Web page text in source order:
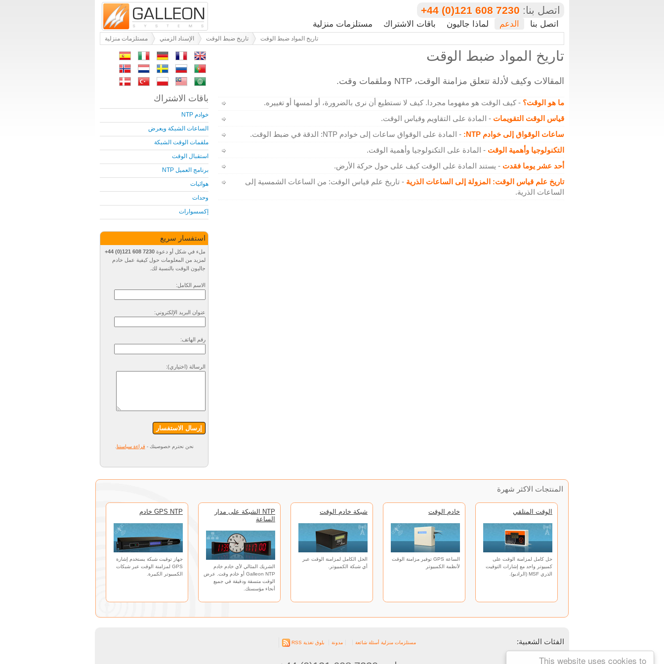
This website uses cookies to
اتصل بنا: +44 (0)121 608 7230
مستلزمات منزلية باقات الاشتراك لماذا جاليون الدعم اتصل بنا
مستلزمات منزلية الإسناد الزمني تاريخ ضبط الوقت تاريخ المواد ضبط الوقت
تاريخ المواد ضبط الوقت
المقالات وكيف لأدلة تتعلق مزامنة الوقت، NTP وملقمات وقت.
ما هو الوقت؟ - كيف الوقت هو مفهوما مجردا. كيف لا نستطيع أن نرى بالضرورة، أو لمسها أو تغييره.
قياس الوقت التقويمات - المادة على التقاويم وقياس الوقت.
ساعات الوقواق إلى خوادم NTP:
- المادة على الوقواق ساعات إلى خوادم NTP: الدقة في ضبط الوقت.
التكنولوجيا وأهمية الوقت - المادة على التكنولوجيا وأهمية الوقت.
أحد عشر يوما فقدت - يستند المادة على الوقت كيف على حول حركة الأرض.
تاريخ علم قياس الوقت: المزولة إلى الساعات الذرية - تاريخ علم قياس الوقت: من الساعات الشمسية إلى
الساعات الذرية.
باقات الاشتراك
خوادم NTP
الساعات الشبكة ويعرض
ملقمات الوقت الشبكة
استقبال الوقت
برنامج العميل NTP
هوائيات
وحدات
إكسسوارات
استفسار سريع
ملء في شكل أو دعوة +44 (0)121 608 7230
لمزيد من المعلومات حول كيفية عمل خادم
جاليون الوقت بالنسبة لك.
الاسم الكامل:
عنوان البريد الإلكتروني:
رقم الهاتف:
الرسالة (اختياري):
إرسال الاستفسار
نحن نحترم خصوصيتك - قراءة سياستنا.
المنتجات الاكثر شهرة
GPS NTP خادم
جهاز توقيت شبكة يستخدم إشارة
GPS لمزامنة الوقت عبر شبكات
الكمبيوتر الكبيرة.
NTP الشبكة على مدار
الساعة
الشريك المثالي لأي خادم خادم
Galleon NTP أو خادم وقت. عرض
الوقت متسقة ودقيقة في جميع
أنحاء مؤسستك.
شبكة خادم الوقت
الحل الكامل لمزامنة الوقت عبر
أي شبكة الكمبيوتر.
خادم الوقت
الساعة GPS توفير مزامنة الوقت
لأنظمة الكمبيوتر
الوقت المتلقي
حل كامل لمزامنة الوقت على
كمبيوتر واحد مع إشارات التوقيت
الذري MSF (الراديو).
مستلزمات منزلية أسئلة شائعة مدونة بلوق تغذية RSS الفئات الشعبية: